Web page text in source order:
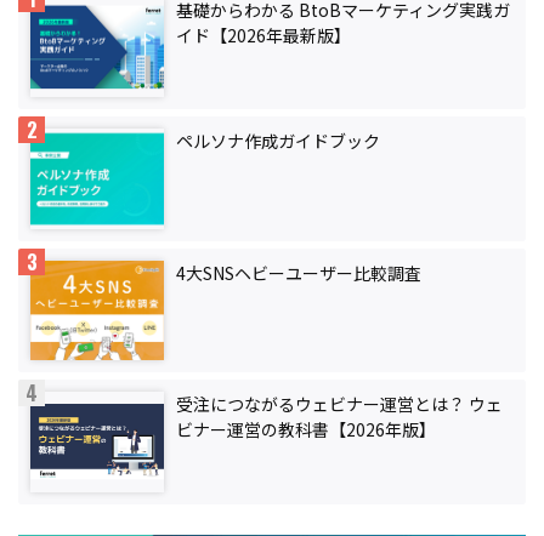
基礎からわかる BtoBマーケティング実践ガ
イド【2026年最新版】
ペルソナ作成ガイドブック
4大SNSヘビーユーザー比較調査
受注につながるウェビナー運営とは？ ウェ
ビナー運営の教科書【2026年版】